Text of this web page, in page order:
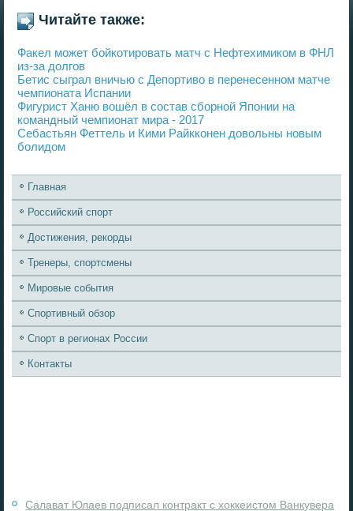
Читайте также:
Факел может бойкотировать матч с Нефтехимиком в ФНЛ
из-за долгов
Бетис сыграл вничью с Депортиво в перенесенном матче
чемпионата Испании
Фигурист Ханю вошёл в состав сборной Японии на
командный чемпионат мира - 2017
Себастьян Феттель и Кими Райкконен довольны новым
болидом
Главная
Российский спорт
Достижения, рекорды
Тренеры, спортсмены
Мировые события
Спортивный обзор
Спорт в регионах России
Контакты
Салават Юлаев подписал контракт с хоккеистом Ванкувера